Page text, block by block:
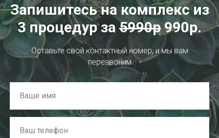
Запишитесь на комплекс из
3 процедур за5990р990р.
Оставьте свой контактный номер, и мы вам
перезвоним